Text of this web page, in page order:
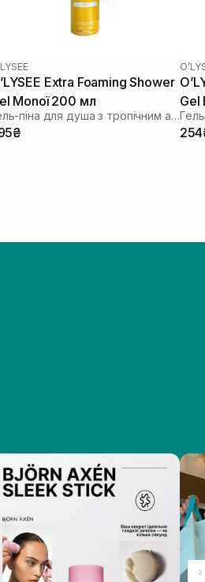
Extra Foaming Shower
Monoї 200 мл
Гель-піна для душа з тропічним ароматом
Gel